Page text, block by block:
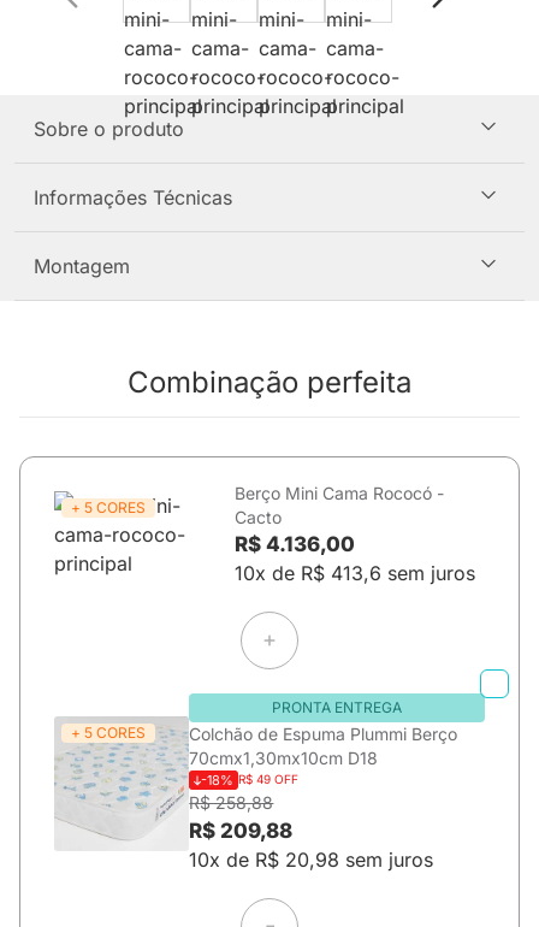
Sobre o produto
Informações Técnicas
Montagem
Combinação perfeita
+ 5 CORES
Berço Mini Cama Rococó -
Cacto
R$ 4.136,00
10x de R$ 413,6 sem juros
+ 5 CORES
PRONTA ENTREGA
Colchão de Espuma Plummi Berço
70cmx1,30mx10cm D18
-18% R$ 49 OFF
R$ 258,88
R$ 209,88
10x de R$ 20,98 sem juros